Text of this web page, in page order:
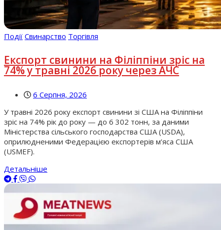
Події Свинарство Торгівля
Експорт свинини на Філіппіни зріс на
74% у травні 2026 року через АЧС
6 Серпня, 2026
У травні 2026 року експорт свинини зі США на Філіппіни
зріс на 74% рік до року — до 6 302 тонн, за даними
Міністерства сільського господарства США (USDA),
оприлюдненими Федерацією експортерів м’яса США
(USMEF).
Детальніше